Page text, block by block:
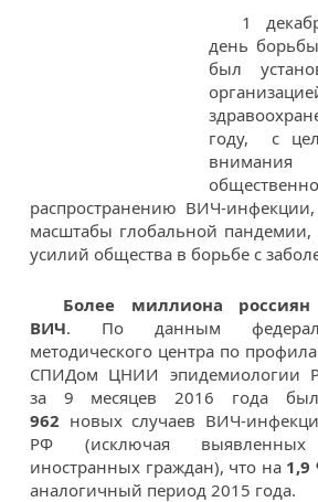
1
день
был
году, с
распространению ВИЧ-
масштабы глобальной
усилий общества в борьбе с
Более миллиона
ВИЧ. По данным
методического центра по
СПИДом ЦНИИ эпидемиологии
за 9 месяцев 2016 года
962 новых случаев ВИЧ-
РФ (исключая
иностранных граждан), что на 1,9
аналогичный период 2015 года.